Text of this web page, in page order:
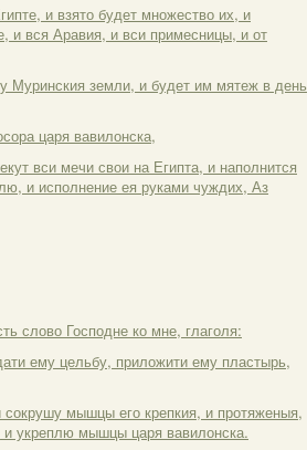
и взято будет множество их, и
и вся Аравия, и вси примесницы, и от
Муринския земли, и будет им мятеж в день
царя вавилонска,
вси мечи свои на Египта, и наполнится
и исполнение ея руками чуждих, Аз
слово Господне ко мне, глаголя:
ему цельбу, приложити ему пластырь,
сокрушу мышцы его крепкия, и протяженыя,
и укреплю мышцы царя вавилонска.